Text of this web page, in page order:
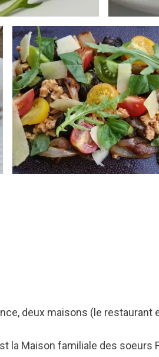
deux maisons (le restaurant
la Maison familiale des soeurs